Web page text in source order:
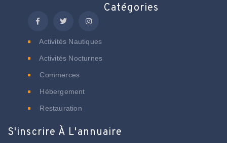
Catégories
Activités Nautiques
Activités Nocturnes
Commerces
Hébergement
Restauration
S'inscrire À L'annuaire